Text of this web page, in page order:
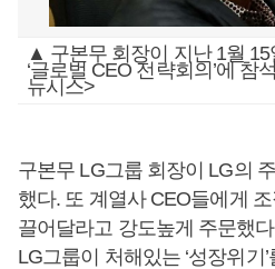
▲ 구본무 회장이 지난 1월
‘글로벌 CEO 전략회의’에 참
뉴시스>
구본무 LG그룹 회장이 LG의
했다. 또 계열사 CEO들에게
끌어달라고 강도높게 주문했
LG그룹이 처해있는 ‘성장위기